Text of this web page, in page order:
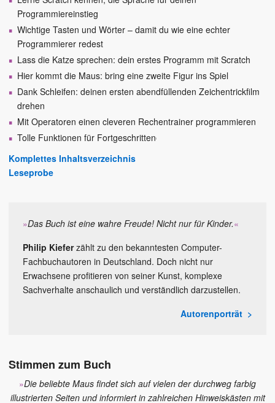
Programmiereinstieg
Wichtige Tasten und Wörter – damit du wie eine echter
Programmierer redest
Lass die Katze sprechen: dein erstes Programm mit Scratch
Hier kommt die Maus: bring eine zweite Figur ins Spiel
Dank Schleifen: deinen ersten abendfüllenden Zeichentrickfilm
drehen
Mit Operatoren einen cleveren Rechentrainer programmieren
Tolle Funktionen für Fortgeschrittene
Komplettes Inhaltsverzeichnis
Leseprobe
»Das Buch ist eine wahre Freude! Nicht nur für Kinder.«
Philip Kieferzählt zu den bekanntesten Computer-
Fachbuchautoren in Deutschland. Doch nicht nur
Erwachsene profitieren von seiner Kunst, komplexe
Sachverhalte anschaulich und verständlich darzustellen.
Autorenporträt
Stimmen zum Buch
»Die beliebte Maus findet sich auf vielen der durchweg farbig
illustrierten Seiten und informiert in zahlreichen Hinweiskästen mit